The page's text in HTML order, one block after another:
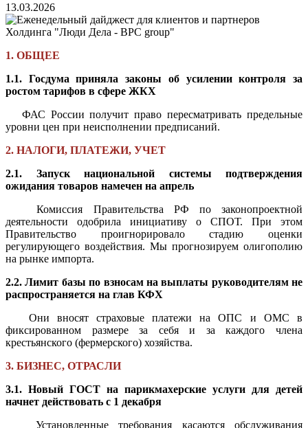
13.03.2026
1. ОБЩЕЕ
1.1. Госдума приняла законы об усилении контроля за
ростом тарифов в сфере ЖКХ
ФАС России получит право пересматривать предельные
уровни цен при неисполнении предписаний.
2. НАЛОГИ, ПЛАТЕЖИ, УЧЕТ
2.1. Запуск национальной системы подтверждения
ожидания товаров намечен на апрель
Комиссия Правительства РФ по законопроектной
деятельности одобрила инициативу о СПОТ. При этом
Правительство проигнорировало стадию оценки
регулирующего воздействия. Мы прогнозируем олигополию
на рынке импорта.
2.2. Лимит базы по взносам на выплаты руководителям не
распространяется на глав КФХ
Они вносят страховые платежи на ОПС и ОМС в
фиксированном размере за себя и за каждого члена
крестьянского (фермерского) хозяйства.
3. БИЗНЕС, ОТРАСЛИ
3.1. Новый ГОСТ на парикмахерские услуги для детей
начнет действовать с 1 декабря
Установленные требования касаются обслуживания